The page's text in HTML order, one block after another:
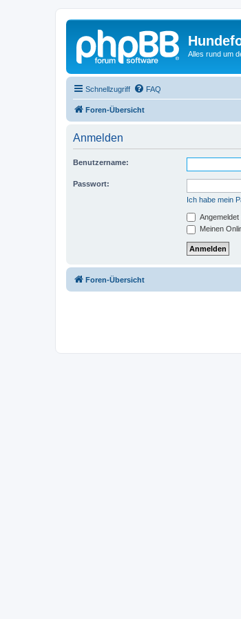
Alles rund um
Schnellzugriff FAQ
Foren-Übersicht
Anmelden
Benutzername:
Passwort:
Ich habe mein
Angemeldet
Meinen
Foren-Übersicht